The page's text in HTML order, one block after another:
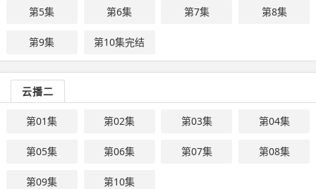
第5集 第6集 第7集 第8集
第9集 第10集完结
云播二
第01集 第02集 第03集 第04集
第05集 第06集 第07集 第08集
第09集 第10集